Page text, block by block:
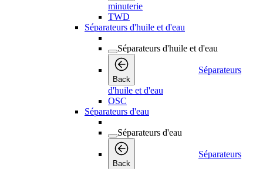
minuterie
TWD
Séparateurs d'huile et d'eau
Séparateurs d'huile et d'eau
Back
Séparateurs
d'huile et d'eau
OSC
Séparateurs d'eau
Séparateurs d'eau
Back
Séparateurs